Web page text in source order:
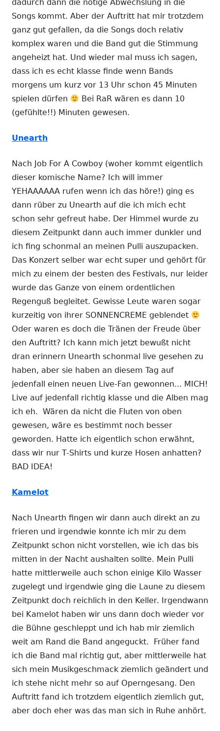
dadurch dann die nötige Abwechslung in die
Songs kommt. Aber der Auftritt hat mir trotzdem
ganz gut gefallen, da die Songs doch relativ
komplex waren und die Band gut die Stimmung
angeheizt hat. Und wieder mal muss ich sagen,
dass ich es echt klasse finde wenn Bands
morgens um kurz vor 13 Uhr schon 45 Minuten
spielen dürfen
Bei RaR wären es dann 10
(gefühlte!!) Minuten gewesen.
Unearth
Nach Job For A Cowboy (woher kommt eigentlich
dieser komische Name? Ich will immer
YEHAAAAAA rufen wenn ich das höre!) ging es
dann rüber zu Unearth auf die ich mich echt
schon sehr gefreut habe. Der Himmel wurde zu
diesem Zeitpunkt dann auch immer dunkler und
ich fing schonmal an meinen Pulli auszupacken.
Das Konzert selber war echt super und gehört für
mich zu einem der besten des Festivals, nur leider
wurde das Ganze von einem ordentlichen
Regenguß begleitet. Gewisse Leute waren sogar
kurzeitig von ihrer SONNENCREME geblendet
Oder waren es doch die Tränen der Freude über
den Auftritt? Ich kann mich jetzt bewußt nicht
dran erinnern Unearth schonmal live gesehen zu
haben, aber sie haben an diesem Tag auf
jedenfall einen neuen Live-Fan gewonnen... MICH!
Live auf jedenfall richtig klasse und die Alben mag
ich eh. Wären da nicht die Fluten von oben
gewesen, wäre es bestimmt noch besser
geworden. Hatte ich eigentlich schon erwähnt,
dass wir nur T-Shirts und kurze Hosen anhatten?
BAD IDEA!
Kamelot
Nach Unearth fingen wir dann auch direkt an zu
frieren und irgendwie konnte ich mir zu dem
Zeitpunkt schon nicht vorstellen, wie ich das bis
mitten in der Nacht aushalten sollte. Mein Pulli
hatte mittlerweile auch schon einige Kilo Wasser
zugelegt und irgendwie ging die Laune zu diesem
Zeitpunkt doch reichlich in den Keller. Irgendwann
bei Kamelot haben wir uns dann doch wieder vor
die Bühne geschleppt und ich hab mir ziemlich
weit am Rand die Band angeguckt. Früher fand
ich die Band mal richtig gut, aber mittlerweile hat
sich mein Musikgeschmack ziemlich geändert und
ich stehe nicht mehr so auf Operngesang. Den
Auftritt fand ich trotzdem eigentlich ziemlich gut,
aber doch eher was das man sich in Ruhe anhört.